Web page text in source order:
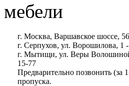
мебели
г. Москва, Варшавское шоссе,
г. Серпухов, ул. Ворошилова, 1
г. Мытищи, ул. Веры
15-77
Предварительно позвонить (за
пропуска.